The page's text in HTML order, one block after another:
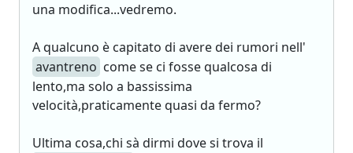
una modifica...vedremo.
A qualcuno è capitato di avere dei rumori nell'
avantreno come se ci fosse qualcosa di
lento,ma solo a bassissima
velocità,praticamente quasi da fermo?
Ultima cosa,chi sà dirmi dove si trova il